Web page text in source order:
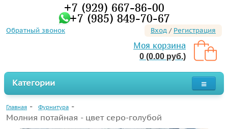
+7 (929) 667-86-00
+7 (985) 849-70-67
Обратный звонок Вход / Регистрация
Моя корзина
0 (0.00 руб.)
Категории
Главная Фурнитура
Молния потайная - цвет серо-голубой